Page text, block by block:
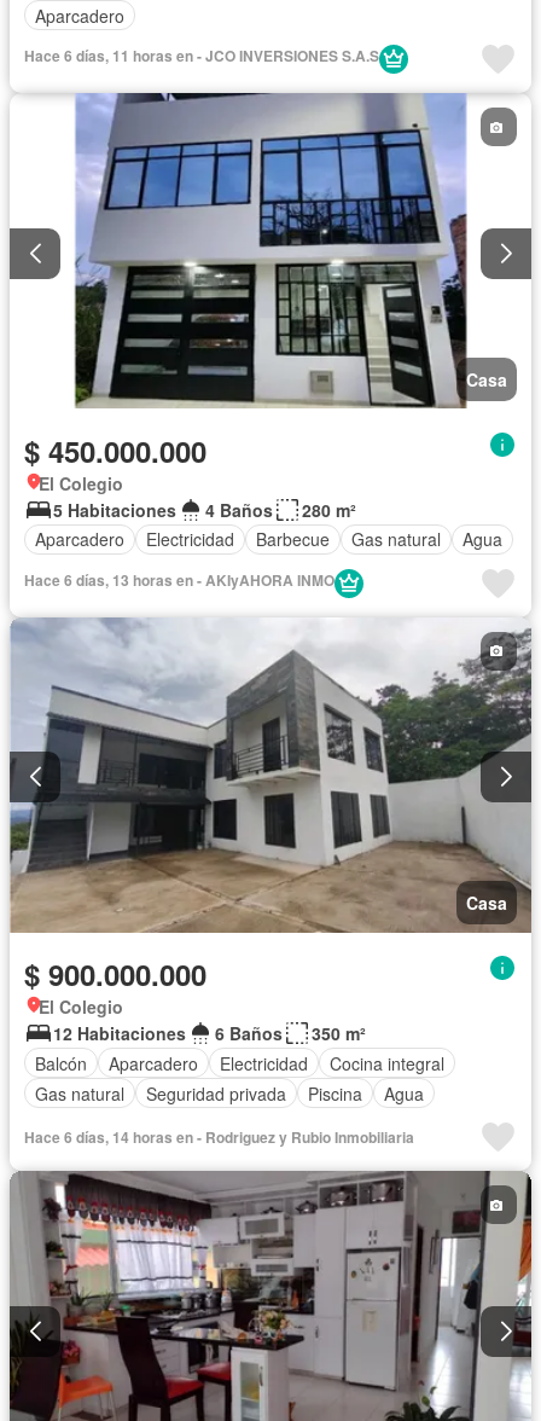
Aparcadero
Hace 6 días, 11 horas en - JCO INVERSIONES S.A.S
Casa
$ 450.000.000
El Colegio
5 Habitaciones
4 Baños
280 m²
Aparcadero
Electricidad Barbecue Gas natural Agua
Hace 6 días, 13 horas en - AKIyAHORA INMO
Casa
$ 900.000.000
El Colegio
12 Habitaciones
6 Baños
350 m²
Balcón
Aparcadero Electricidad
Cocina integral
Gas natural
Seguridad privada Piscina Agua
Hace 6 días, 14 horas en - Rodriguez y Rubio Inmobiliaria